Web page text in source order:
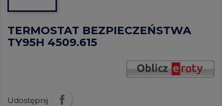
TERMOSTAT BEZPIECZEŃSTWA
TY95H 4509.615
Udostępnij